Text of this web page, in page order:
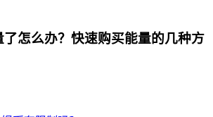
怎么办？快速购买能量的几种方